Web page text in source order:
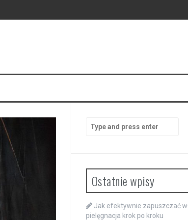
for:
Ostatnie wpisy
Jak efektywnie zapuszczać
pielęgnacja krok po kroku